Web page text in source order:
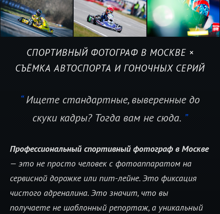
СПОРТИВНЫЙ ФОТОГРАФ В МОСКВЕ ×
СЪЁМКА АВТОСПОРТА И ГОНОЧНЫХ СЕРИЙ
Ищете стандартные, выверенные до
скуки кадры? Тогда вам не сюда.
Профессиональный спортивный фотограф в Москве
— это не просто человек с фотоаппаратом на
сервисной дорожке или пит-лейне. Это фиксация
чистого адреналина. Это значит, что вы
получаете не шаблонный репортаж, а уникальный